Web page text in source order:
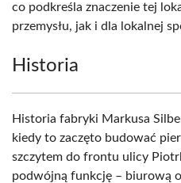
co podkreśla znaczenie tej
przemysłu, jak i dla lokalnej
Historia
Historia fabryki Markusa
kiedy to zaczęto budować
szczytem do frontu ulicy
podwójną funkcję – biurową